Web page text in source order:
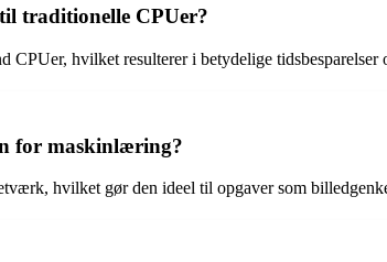
traditionelle CPUer?
CPUer, hvilket resulterer i betydelige
for maskinlæring?
hvilket gør den ideel til opgaver som